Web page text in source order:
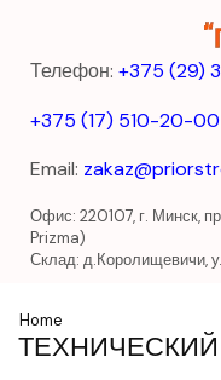
Телефон: +375 (29)
+375 (17) 510-20-00
Email:
Офис: 220107, г. Минск,
Prizma)
Склад: д.Королищевичи,
Home